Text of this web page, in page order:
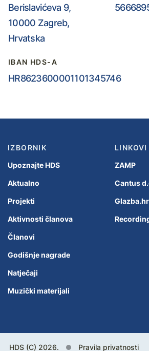
Berislavićeva 9,
10000 Zagreb,
Hrvatska
IBAN HDS-A
HR8623600001101345746
IZBORNIK
Upoznajte HDS
Aktualno
Projekti
Aktivnosti članova
Članovi
Godišnje nagrade
Natječaji
Muzički materijali
LINKOVI
ZAMP
Cantus
Glazba.hr
HDS (C) 2026. Pravila privatnosti